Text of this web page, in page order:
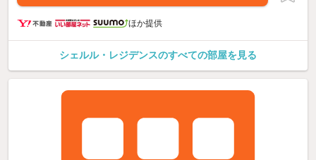
ほか提供
シェルル・レジデンスのすべての部屋を見る